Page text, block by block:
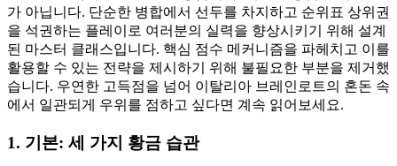
가 아닙니다. 단순한 병합에서 선두를 차지하고 순위표 상위권
을 석권하는 플레이로 여러분의 실력을 향상시키기 위해 설계
된 마스터 클래스입니다. 핵심 점수 메커니즘을 파헤치고 이를
활용할 수 있는 전략을 제시하기 위해 불필요한 부분을 제거했
습니다. 우연한 고득점을 넘어 이탈리아 브레인로트의 혼돈 속
에서 일관되게 우위를 점하고 싶다면 계속 읽어보세요.
1. 기본: 세 가지 황금 습관